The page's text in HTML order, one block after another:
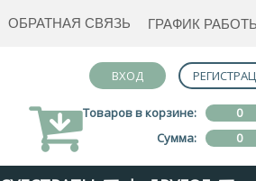
ОБРАТНАЯ СВЯЗЬ ГРАФИК
ВХОД
Товаров в корзине:
0
Сумма:
0